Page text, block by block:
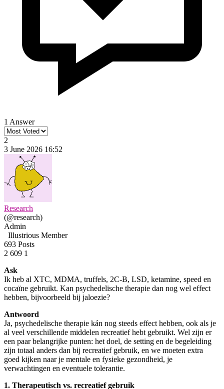
1 Answer
2
3 June 2026 16:52
Research
(@research)
Admin
Illustrious Member
693 Posts
2 609 1
Ask
Ik heb al XTC, MDMA, truffels, 2C-B, LSD, ketamine, speed en
cocaïne gebruikt. Kan psychedelische therapie dan nog wel effect
hebben, bijvoorbeeld bij jaloezie?
Antwoord
Ja, psychedelische therapie kán nog steeds effect hebben, ook als je
al veel verschillende middelen recreatief hebt gebruikt. Wel zijn er
een paar belangrijke punten: het doel, de setting en de begeleiding
zijn totaal anders dan bij recreatief gebruik, en we moeten extra
goed kijken naar je mentale en fysieke gezondheid, je
verwachtingen en eventuele tolerantie.
1. Therapeutisch vs. recreatief gebruik